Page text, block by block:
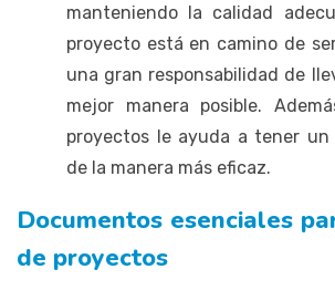
manteniendo la calidad
proyecto está en camino de
una gran responsabilidad de
mejor manera posible.
proyectos le ayuda a tener
de la manera más eficaz.
Documentos esenciales
de proyectos